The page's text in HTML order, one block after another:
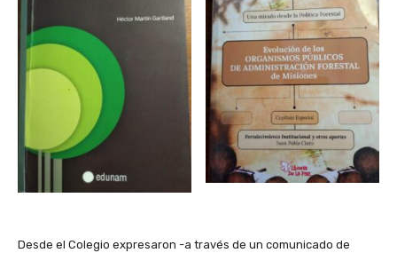
Desde el Colegio expresaron -a través de un comunicado de